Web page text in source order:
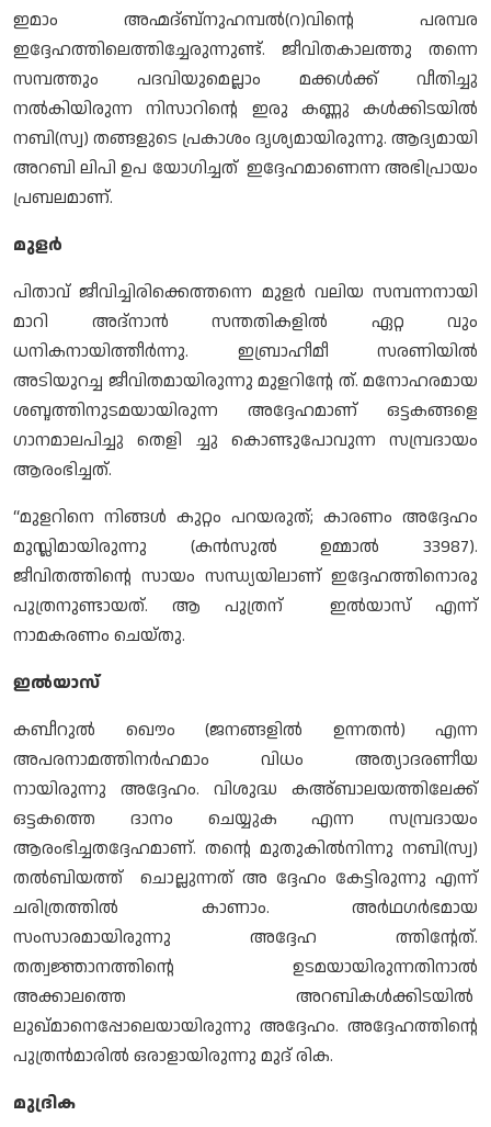
ഇമാം അഹ്മദ്ബ്നുഹമ്പല്‍(റ)വിന്റെ പരമ്പര
ഇദ്ദേഹത്തിലെത്തിച്ചേരുന്നുണ്ട്. ജീവിതകാലത്തു തന്നെ
സമ്പത്തും പദവിയുമെല്ലാം മക്കള്‍ക്ക് വീതിച്ചു
നല്‍കിയിരുന്ന നിസാറിന്റെ ഇരു കണ്ണു കള്‍ക്കിടയില്‍
നബി(സ്വ) തങ്ങളുടെ പ്രകാശം ദൃശ്യമായിരുന്നു. ആദ്യമായി
അറബി ലിപി ഉപ യോഗിച്ചത് ഇദ്ദേഹമാണെന്ന അഭിപ്രായം
പ്രബലമാണ്.
മുളര്‍
പിതാവ് ജീവിച്ചിരിക്കെത്തന്നെ മുളര്‍ വലിയ സമ്പന്നനായി
മാറി അദ്നാന്‍ സന്തതികളില്‍ ഏറ്റ വും
ധനികനായിത്തീര്‍ന്നു. ഇബ്രാഹീമീ സരണിയില്‍
അടിയുറച്ച ജീവിതമായിരുന്നു മുളറിന്റേ ത്. മനോഹരമായ
ശബ്ദത്തിനുടമയായിരുന്ന അദ്ദേഹമാണ് ഒട്ടകങ്ങളെ
ഗാനമാലപിച്ചു തെളി ച്ചു കൊണ്ടുപോവുന്ന സമ്പ്രദായം
ആരംഭിച്ചത്.
“മുളറിനെ നിങ്ങള്‍ കുറ്റം പറയരുത്; കാരണം അദ്ദേഹം
മുസ്ലിമായിരുന്നു (കന്‍സുല്‍ ഉമ്മാല്‍ 33987).
ജീവിതത്തിന്റെ സായം സന്ധ്യയിലാണ് ഇദ്ദേഹത്തിനൊരു
പുത്രനുണ്ടായത്. ആ പുത്രന് ഇല്‍യാസ് എന്ന്
നാമകരണം ചെയ്തു.
ഇല്‍യാസ്
കബീറുല്‍ ഖൌം (ജനങ്ങളില്‍ ഉന്നതന്‍) എന്ന
അപരനാമത്തിനര്‍ഹമാം വിധം അത്യാദരണീയ
നായിരുന്നു അദ്ദേഹം. വിശുദ്ധ കഅ്ബാലയത്തിലേക്ക്
ഒട്ടകത്തെ ദാനം ചെയ്യുക എന്ന സമ്പ്രദായം
ആരംഭിച്ചതദ്ദേഹമാണ്. തന്റെ മുതുകില്‍നിന്നു നബി(സ്വ)
തല്‍ബിയത്ത് ചൊല്ലുന്നത് അ ദ്ദേഹം കേട്ടിരുന്നു എന്ന്
ചരിത്രത്തില്‍ കാണാം. അര്‍ഥഗര്‍ഭമായ
സംസാരമായിരുന്നു അദ്ദേഹ ത്തിന്റേത്.
തത്വജ്ഞാനത്തിന്റെ ഉടമയായിരുന്നതിനാല്‍
അക്കാലത്തെ അറബികള്‍ക്കിടയില്‍
ലുഖ്മാനെപ്പോലെയായിരുന്നു അദ്ദേഹം. അദ്ദേഹത്തിന്റെ
പുത്രന്‍മാരില്‍ ഒരാളായിരുന്നു മുദ് രിക.
മുദ്രിക